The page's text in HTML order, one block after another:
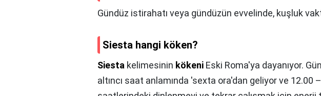
Gündüz istirahatı veya gündüzün evvelinde, kuşluk
Siesta hangi köken?
Siesta kelimesinin kökeni Eski Roma'ya dayanıyor.
altıncı saat anlamında 'sexta ora'dan geliyor ve 12.00